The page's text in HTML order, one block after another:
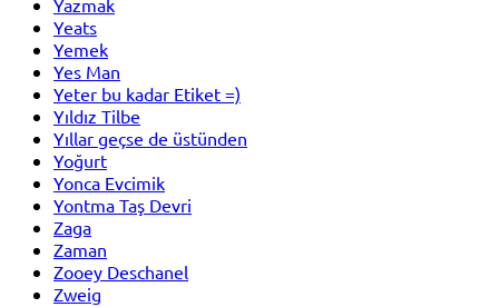
Yazmak
Yeats
Yemek
Yes Man
Yeter bu kadar Etiket =)
Yıldız Tilbe
Yıllar geçse de üstünden
Yoğurt
Yonca Evcimik
Yontma Taş Devri
Zaga
Zaman
Zooey Deschanel
Zweig